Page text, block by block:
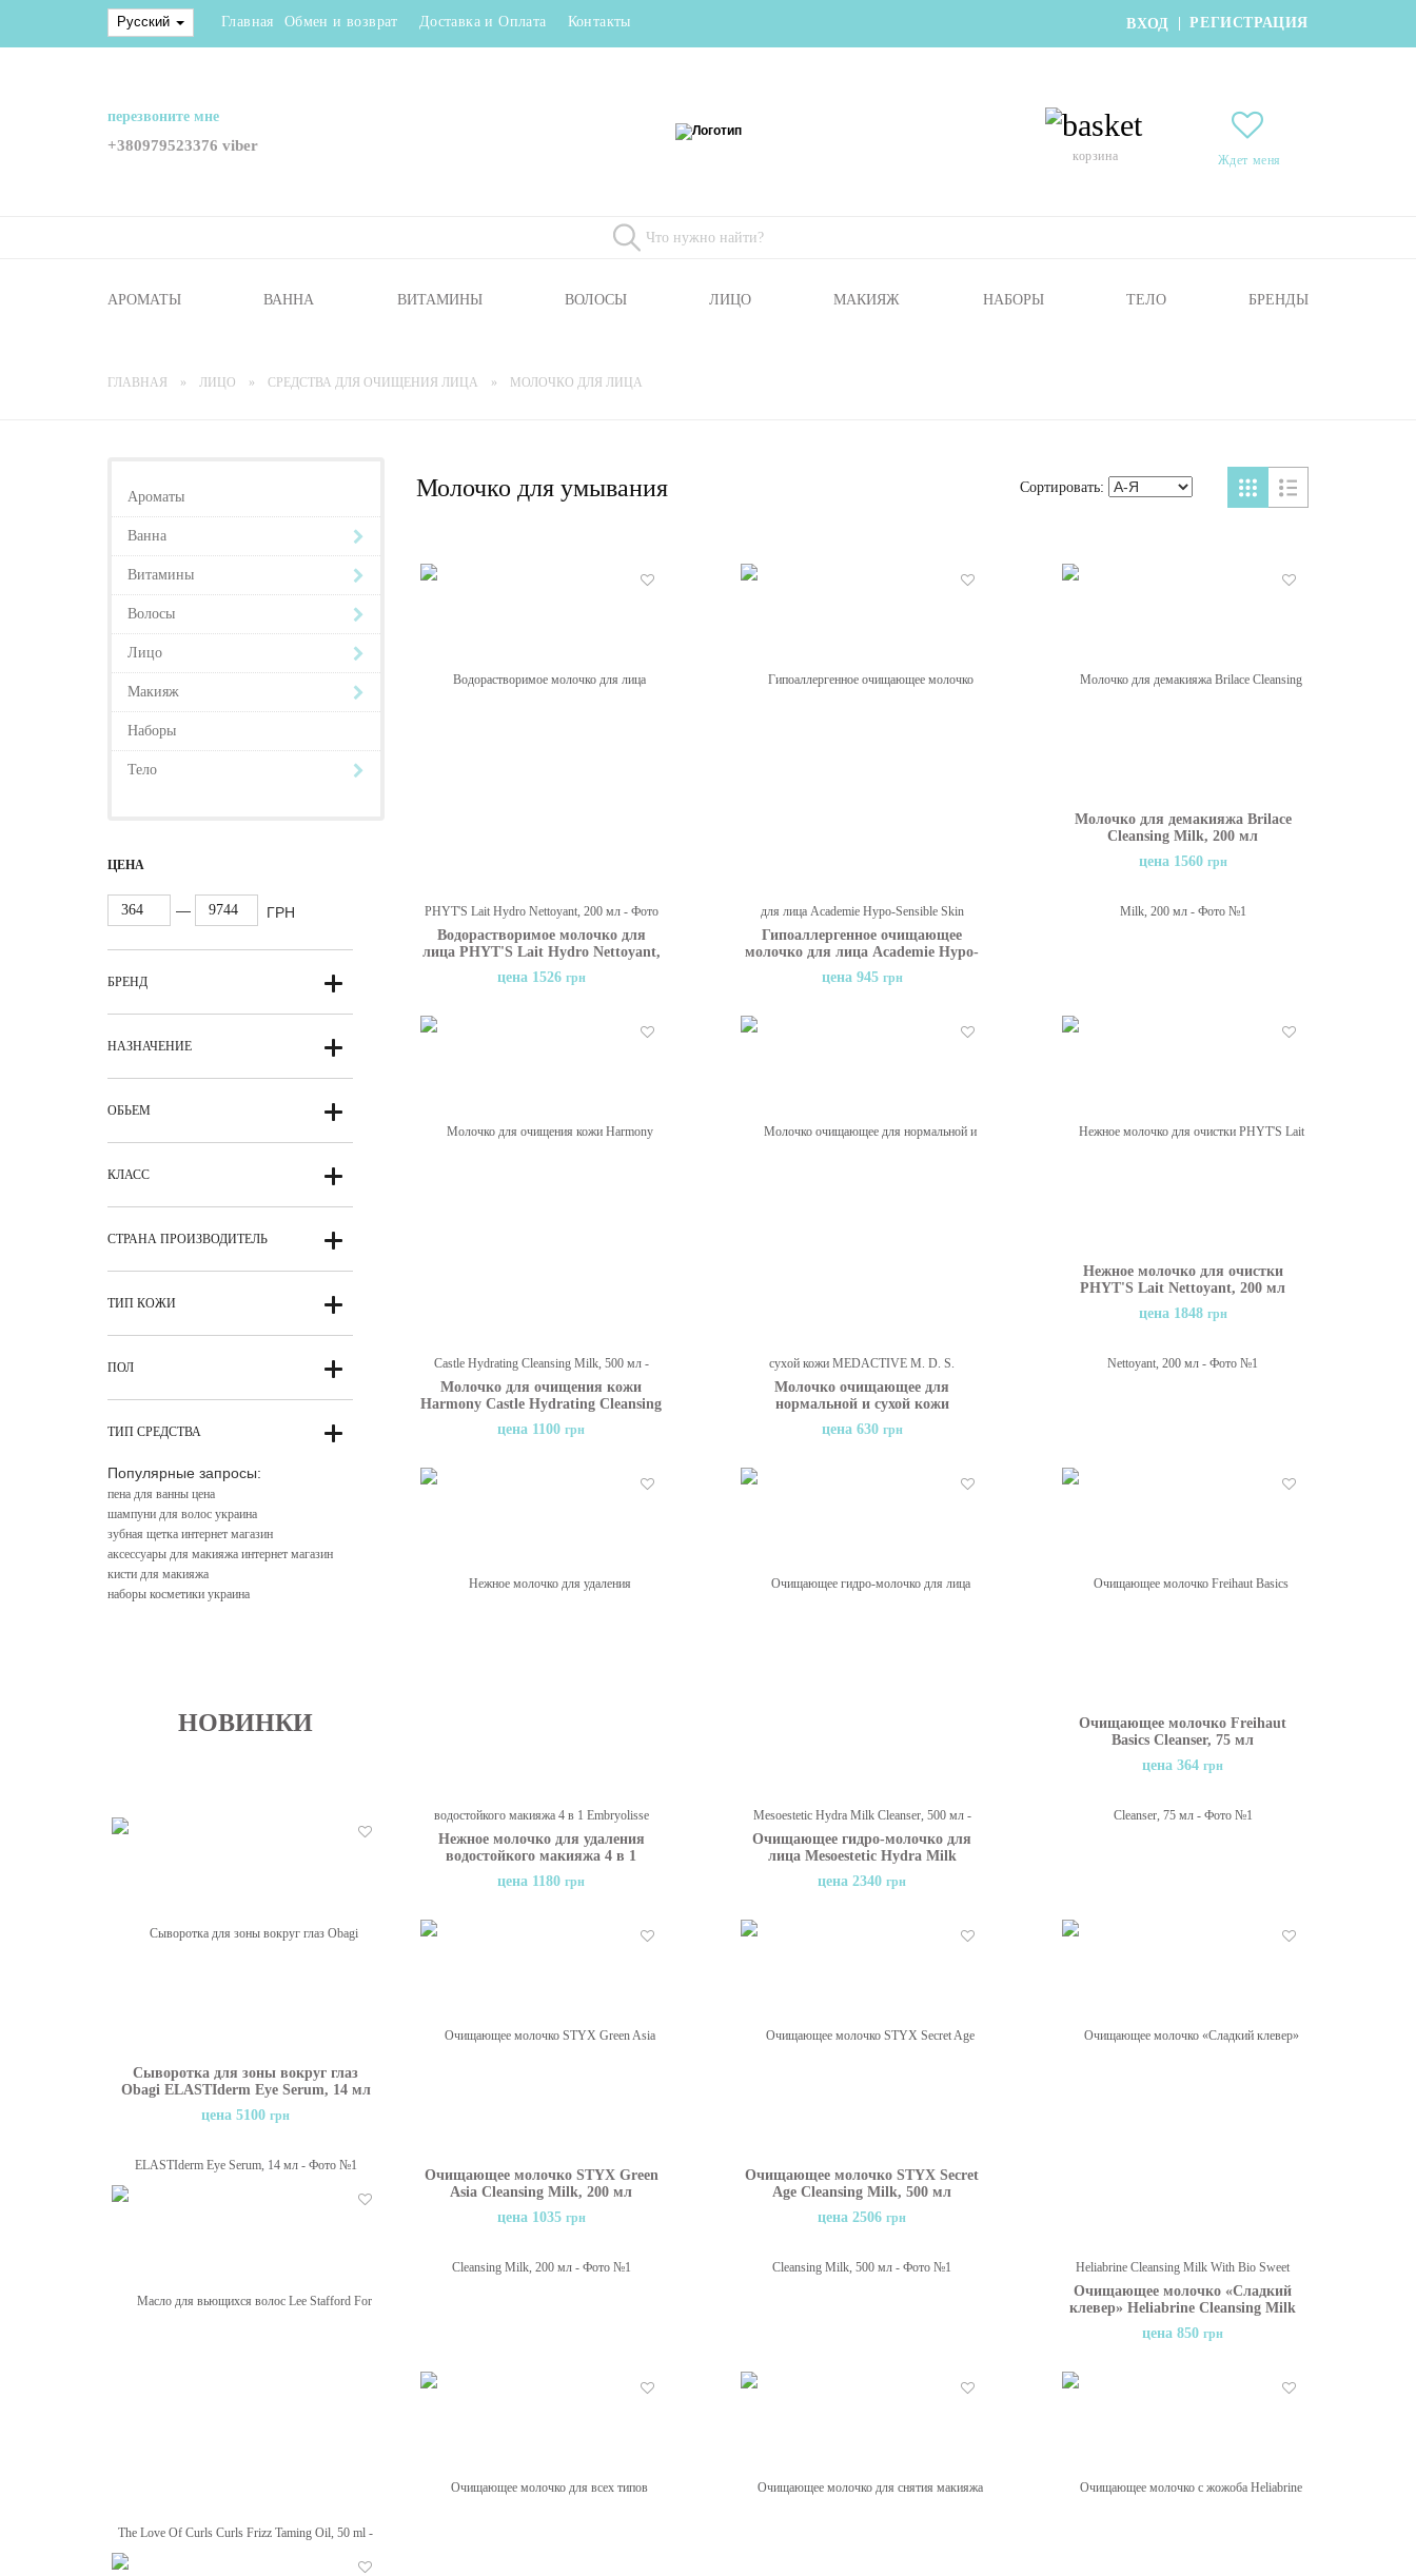
Русский Главная Обмен и возврат Доставка и Оплата Контакты ВХОД | РЕГИСТРАЦИЯ
перезвоните мне
+380979523376 viber
корзина Ждет меня
АРОМАТЫ ВАННА ВИТАМИНЫ ВОЛОСЫ ЛИЦО МАКИЯЖ НАБОРЫ ТЕЛО БРЕНДЫ
ГЛАВНАЯ ЛИЦО СРЕДСТВА ДЛЯ ОЧИЩЕНИЯ ЛИЦА МОЛОЧКО ДЛЯ ЛИЦА
Молочко для умывания Сортировать:
Водорастворимое молочко для
лица PHYT'S Lait Hydro Nettoyant,
200 мл
цена 1526 грн
Гипоаллергенное очищающее
молочко для лица Academie Hypo-
Sensible Skin Cleanser, 200 мл
цена 945 грн
Молочко для демакияжа Brilace
Cleansing Milk, 200 мл
цена 1560 грн
Молочко для очищения кожи
Harmony Castle Hydrating Cleansing
Milk, 500 мл
цена 1100 грн
Молочко очищающее для
нормальной и сухой кожи
MEDACTIVЕ M. D. S. WASHING
MILK, 200 мл
цена 630 грн
Нежное молочко для очистки
PHYT'S Lait Nettoyant, 200 мл
цена 1848 грн
Нежное молочко для удаления
водостойкого макияжа 4 в 1
Embryolisse Gentle WP Make Up
Remover Milk
цена 1180 грн
Очищающее гидро-молочко для
лица Mesoestetic Hydra Milk
Cleanser, 500 мл
цена 2340грн
Очищающее молочко Freihaut
Basics Cleanser, 75 мл
цена 364грн
Очищающее молочко STYX Green
Asia Cleansing Milk, 200 мл
цена 1035 грн
Очищающее молочко STYX Secret
Age Cleansing Milk, 500 мл
цена 2506грн
Очищающее молочко «Сладкий
клевер» Heliabrine Cleansing Milk
With Bio Sweet Clover, 200 мл
цена 850грн
Ароматы
Ванна
Витамины
Волосы
Лицо
Макияж
Наборы
Тело
ЦЕНА
— ГРН
БРЕНД
НАЗНАЧЕНИЕ
ОБЬЕМ
КЛАСС
СТРАНА ПРОИЗВОДИТЕЛЬ
ТИП КОЖИ
ПОЛ
ТИП СРЕДСТВА
Популярные запросы:
пена для ванны цена
шампуни для волос украина
зубная щетка интернет магазин
аксессуары для макияжа интернет магазин
кисти для макияжа
наборы косметики украина
НОВИНКИ
Сыворотка для зоны вокруг глаз
Obagi ELASTIderm Eye Serum, 14 мл
цена 5100грн